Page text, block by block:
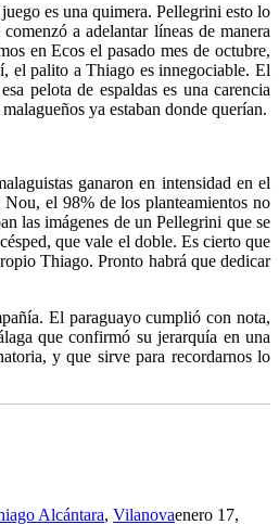
es una quimera. Pellegrini esto lo
a adelantar líneas de manera
en Ecos el pasado mes de octubre,
el palito a Thiago es innegociable. El
pelota de espaldas es una carencia
ya estaban donde querían.
ganaron en intensidad en el
el 98% de los planteamientos no
las imágenes de un Pellegrini que se
que vale el doble. Es cierto que
Thiago. Pronto habrá que dedicar
El paraguayo cumplió con nota,
que confirmó su jerarquía en una
y que sirve para recordarnos lo
Alcántara, Vilanovaenero 17,